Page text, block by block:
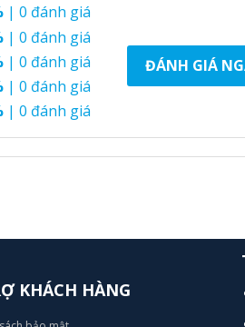
| 0 đánh giá
| 0 đánh giá
| 0 đánh giá
| 0 đánh giá
| 0 đánh giá
ĐÁNH GIÁ
KHÁCH HÀNG